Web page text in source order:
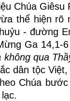
Chúa
thể hiện rõ
- đường
Ga 14,1-
qua
dân tộc
Chúa